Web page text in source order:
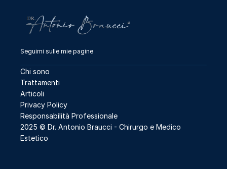
Seguimi sulle mie pagine
2025 © Dr. Antonio Braucci - Chirurgo e Medico
Estetico
Chi sono
Trattamenti
Articoli
Privacy Policy
Responsabilità Professionale